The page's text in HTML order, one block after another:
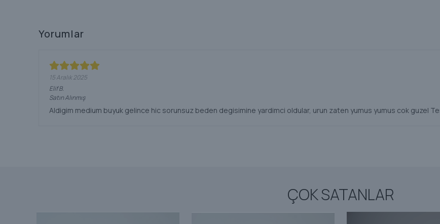
Yorumlar
15 Aralık 2025
ElifB.
Satın Alınmış
Aldigim medium buyuk gelince hic sorunsuz beden degisimine yardimci oldular, urun zaten yumus yumus cok guzel
ÇOK SATANLAR